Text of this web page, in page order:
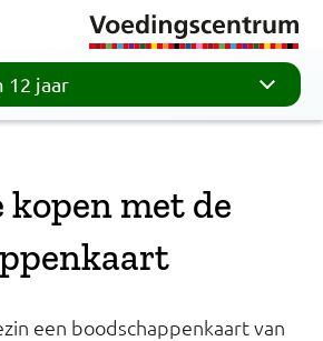
12 jaar
met de
een boodschappenkaart van